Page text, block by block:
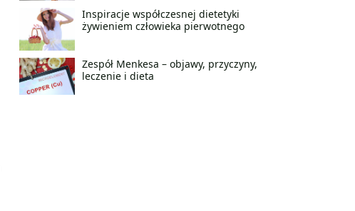
Inspiracje współczesnej dietetyki
żywieniem człowieka pierwotnego
Zespół Menkesa – objawy, przyczyny,
leczenie i dieta